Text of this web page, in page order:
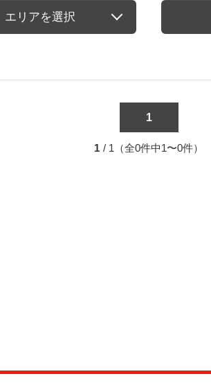
エリアを選択
1
1 / 1（全0件中1〜0件）